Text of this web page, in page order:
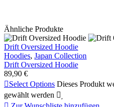
Ähnliche Produkte
Drift Oversized Hoodie
Hoodies, Japan Collection
Drift Oversized Hoodie
89,90 €
Select Options Dieses Produkt
gewählt werden 